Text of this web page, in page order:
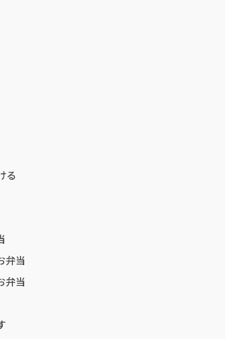
る
弁当
弁当